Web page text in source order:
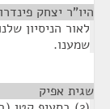
היו"ר יצחק
לאור הניסיון
שמענו.
שגית אפיק